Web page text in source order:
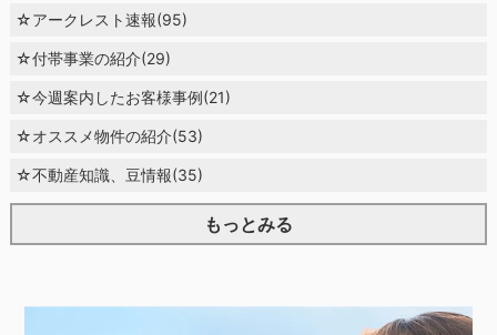
☆アークレスト速報(95)
☆付帯事業の紹介(29)
☆今週案内したお客様事例(21)
☆オススメ物件の紹介(53)
☆不動産知識、豆情報(35)
もっとみる